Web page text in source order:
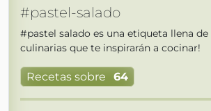
#pastel-salado
#pastel salado es una etiqueta llena de
culinarias que te inspirarán a cocinar!
Recetas sobre 64